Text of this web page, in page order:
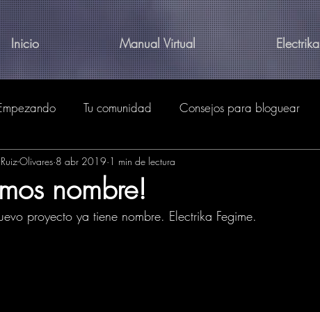
Inicio Manual Virtual Electrika
Tu comunidad Consejos para bloguear
nombre!
Olivares 8 abr 2019 1 min de lectura
proyecto ya tiene nombre. Electrika Fegime.